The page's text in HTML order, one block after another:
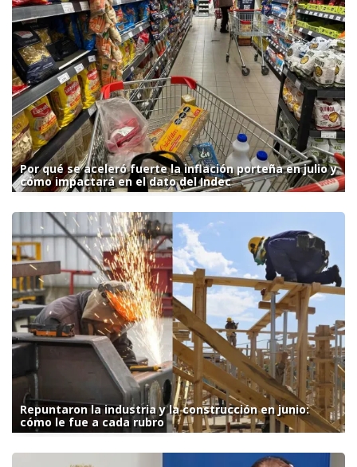
Por qué se aceleró fuerte la inflación porteña en julio y
cómo impactará en el dato del Indec
Repuntaron la industria y la construcción en junio:
cómo le fue a cada rubro